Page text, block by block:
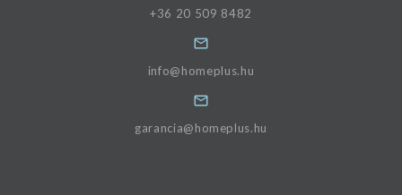
+36 20 509 8482
info@homeplus.hu
garancia@homeplus.hu